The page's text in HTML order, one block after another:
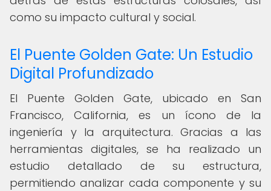
como su impacto cultural y social.
El Puente Golden Gate: Un Estudio
Digital Profundizado
El Puente Golden Gate, ubicado en San
Francisco, California, es un ícono de la
ingeniería y la arquitectura. Gracias a las
herramientas digitales, se ha realizado un
estudio detallado de su estructura,
permitiendo analizar cada componente y su